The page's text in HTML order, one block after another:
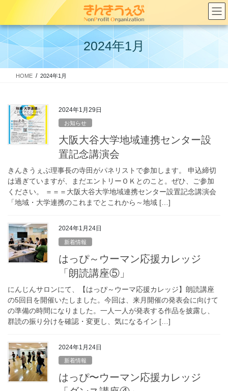
テ
ン
へ
ス
ゲ
ー
ョ
ン
2024年1月
HOME 2024年1月
2024年1月29日
お知らせ
大阪大谷大学地域連携センター設
置記念講演会
きんきうぇぶ理事長の寺田がパネリストで参加します。 申込締切
は過ぎていますが、まだエントリーＯＫとのこと。ぜひ、ご参加
ください。 ＝＝＝大阪大谷大学地域連携センター設置記念講演会
「地域・大学連携のこれまでとこれから～地域 […]
2024年1月24日
新着情報
はっぴ～ウーマン応援カレッジ
「朗読講座⑤」
にんじんサロンにて、【はっぴ～ウーマ応援カレッジ】朗読講座
の5回目を開催いたしました。今回は、来月開催の発表会に向けて
の準備の時間になりました。​一人一人が発表する作品を披露し、
群読の振り分けを確認・変更し、気になるイン […]
2024年1月24日
新着情報
はっぴ〜ウーマン応援カレッジ